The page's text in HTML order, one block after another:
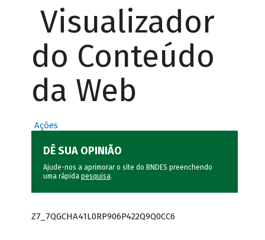
Visualizador
do Conteúdo
da Web
Ações
DÊ SUA OPINIÃO
Ajude-nos a aprimorar o site do BNDES preenchendo
uma rápida pesquisa.
Z7_7QGCHA41L0RP906P422Q9Q0CC6